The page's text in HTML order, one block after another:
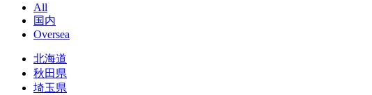
All
国内
Oversea
北海道
秋田県
埼玉県